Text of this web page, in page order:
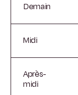
Demain
Midi
Après-
midi